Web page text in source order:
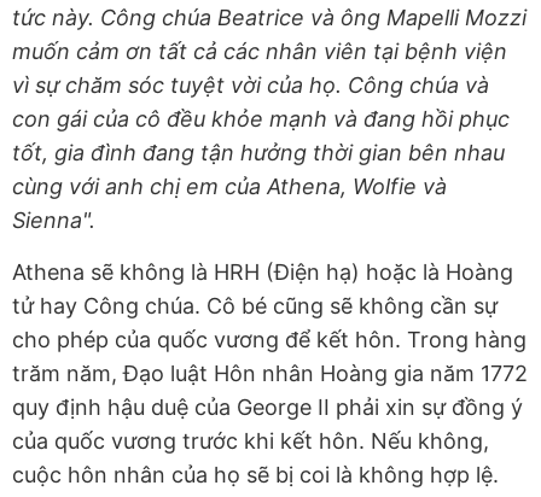
tức này. Công chúa Beatrice và ông Mapelli Mozzi
muốn cảm ơn tất cả các nhân viên tại bệnh viện
vì sự chăm sóc tuyệt vời của họ. Công chúa và
con gái của cô đều khỏe mạnh và đang hồi phục
tốt, gia đình đang tận hưởng thời gian bên nhau
cùng với anh chị em của Athena, Wolfie và
Sienna".
Athena sẽ không là HRH (Điện hạ) hoặc là Hoàng
tử hay Công chúa. Cô bé cũng sẽ không cần sự
cho phép của quốc vương để kết hôn. Trong hàng
trăm năm, Đạo luật Hôn nhân Hoàng gia năm 1772
quy định hậu duệ của George II phải xin sự đồng ý
của quốc vương trước khi kết hôn. Nếu không,
cuộc hôn nhân của họ sẽ bị coi là không hợp lệ.